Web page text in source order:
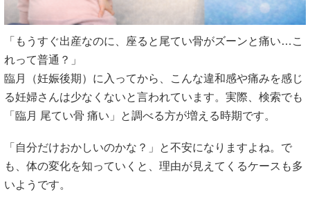
「もうすぐ出産なのに、座ると尾てい骨がズーンと痛い…こ
れって普通？」
臨月（妊娠後期）に入ってから、こんな違和感や痛みを感じ
る妊婦さんは少なくないと言われています。実際、検索でも
「臨月 尾てい骨 痛い」と調べる方が増える時期です。
「自分だけおかしいのかな？」と不安になりますよね。で
も、体の変化を知っていくと、理由が見えてくるケースも多
いようです。